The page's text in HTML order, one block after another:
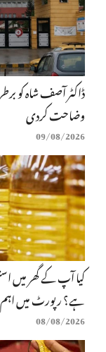
ڈاکٹر آصف شاہ کو
وضاحت کردی
09/08/2026
کیا آپ کے گھر میں
ہے؟ رپورٹ میں
08/08/2026